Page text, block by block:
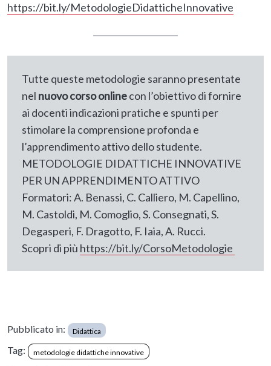
https://bit.ly/MetodologieDidatticheInnovative
Tutte queste metodologie saranno presentate
nel nuovo corso onlinecon l’obiettivo di fornire
ai docenti indicazioni pratiche e spunti per
stimolare la comprensione profonda e
l’apprendimento attivo dello studente.
METODOLOGIE DIDATTICHE INNOVATIVE
PER UN APPRENDIMENTO ATTIVO
Formatori: A. Benassi, C. Calliero, M. Capellino,
M. Castoldi, M. Comoglio, S. Consegnati, S.
Degasperi, F. Dragotto, F. Iaia, A. Rucci.
Scopri di più https://bit.ly/CorsoMetodologie
Pubblicato in: Didattica
Tag: metodologie didattiche innovative